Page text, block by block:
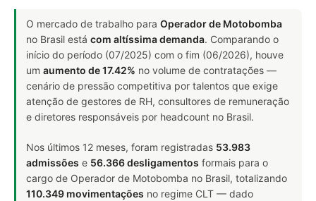
O mercado de trabalho para Operador de Motobomba
no Brasil está com altíssima demanda. Comparando o
início do período (07/2025) com o fim (06/2026), houve
um aumento de 17.42% no volume de contratações —
cenário de pressão competitiva por talentos que exige
atenção de gestores de RH, consultores de remuneração
e diretores responsáveis por headcount no Brasil.
Nos últimos 12 meses, foram registradas 53.983
admissões e 56.366 desligamentos formais para o
cargo de Operador de Motobomba no Brasil, totalizando
110.349 movimentações no regime CLT — dado